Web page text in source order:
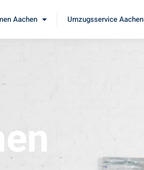
Aachen Umzugsservice Aachen